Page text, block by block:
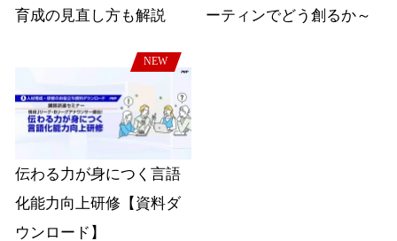
育成の見直し方も解説
ーティンでどう創るか～
NEW
伝わる力が身につく言語
化能力向上研修【資料ダ
ウンロード】